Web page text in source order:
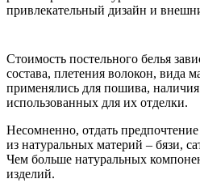
привлекательный дизайн и
Стоимость постельного белья
состава, плетения волокон, вида
применялись для пошива,
использованных для их отделки.
Несомненно, отдать
из натуральных материй – бязи,
Чем больше натуральных
изделий.